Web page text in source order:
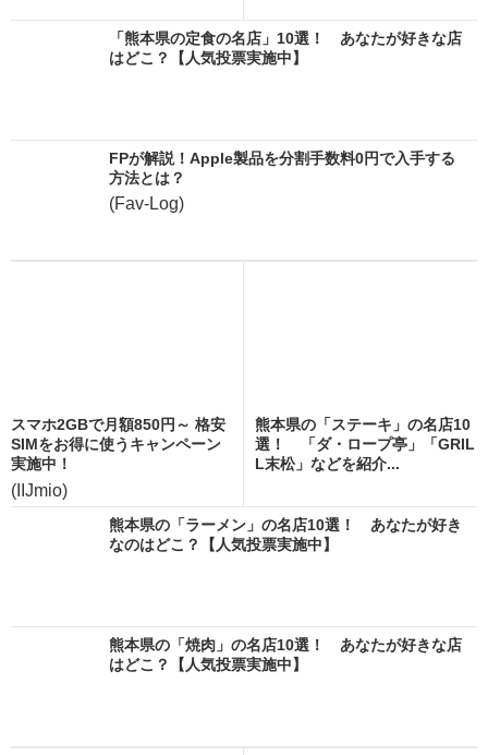
「熊本県の定食の名店」10選！ あなたが好きな店
はどこ？【人気投票実施中】
FPが解説！Apple製品を分割手数料0円で入手する
方法とは？
(Fav-Log)
スマホ2GBで月額850円～ 格安
SIMをお得に使うキャンペーン
実施中！
(IIJmio)
熊本県の「ステーキ」の名店10
選！ 「ダ・ロープ亭」「GRIL
L末松」などを紹介...
熊本県の「ラーメン」の名店10選！ あなたが好き
なのはどこ？【人気投票実施中】
熊本県の「焼肉」の名店10選！ あなたが好きな店
はどこ？【人気投票実施中】